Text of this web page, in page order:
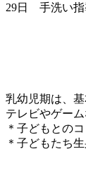
29日 手洗い指
乳幼児期は、
テレビやゲー
＊子どもとの
＊子どもたち